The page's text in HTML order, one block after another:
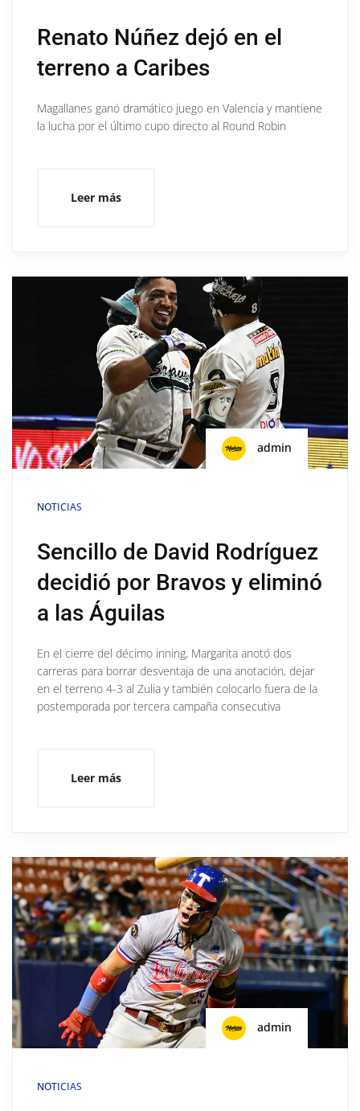
Renato Núñez dejó en el
terreno a Caribes
Magallanes ganó dramático juego en Valencia y mantiene
la lucha por el último cupo directo al Round Robin
Leer más
admin
NOTICIAS
Sencillo de David Rodríguez
decidió por Bravos y eliminó
a las Águilas
En el cierre del décimo inning, Margarita anotó dos
carreras para borrar desventaja de una anotación, dejar
en el terreno 4-3 al Zulia y también colocarlo fuera de la
postemporada por tercera campaña consecutiva
Leer más
admin
NOTICIAS